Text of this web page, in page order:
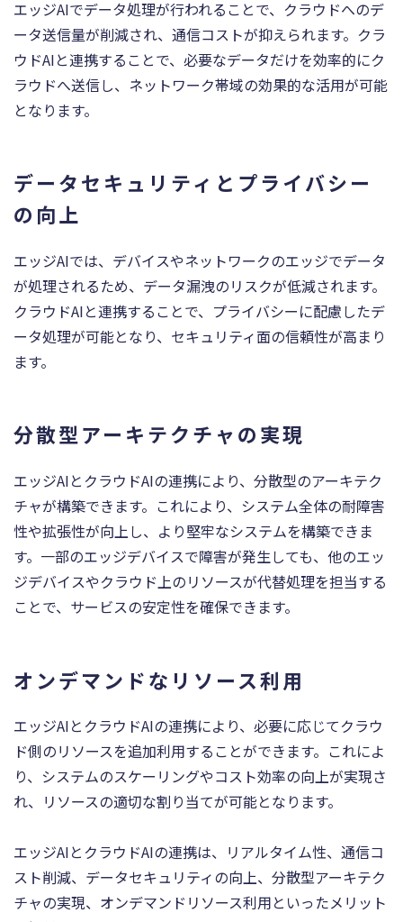
エッジAIでデータ処理が行われることで、クラウドへのデ
ータ送信量が削減され、通信コストが抑えられます。クラ
ウドAIと連携することで、必要なデータだけを効率的にク
ラウドへ送信し、ネットワーク帯域の効果的な活用が可能
となります。
データセキュリティとプライバシー
の向上
エッジAIでは、デバイスやネットワークのエッジでデータ
が処理されるため、データ漏洩のリスクが低減されます。
クラウドAIと連携することで、プライバシーに配慮したデ
ータ処理が可能となり、セキュリティ面の信頼性が高まり
ます。
分散型アーキテクチャの実現
エッジAIとクラウドAIの連携により、分散型のアーキテク
チャが構築できます。これにより、システム全体の耐障害
性や拡張性が向上し、より堅牢なシステムを構築できま
す。一部のエッジデバイスで障害が発生しても、他のエッ
ジデバイスやクラウド上のリソースが代替処理を担当する
ことで、サービスの安定性を確保できます。
オンデマンドなリソース利用
エッジAIとクラウドAIの連携により、必要に応じてクラウ
ド側のリソースを追加利用することができます。これによ
り、システムのスケーリングやコスト効率の向上が実現さ
れ、リソースの適切な割り当てが可能となります。
エッジAIとクラウドAIの連携は、リアルタイム性、通信コ
スト削減、データセキュリティの向上、分散型アーキテク
チャの実現、オンデマンドリソース利用といったメリット